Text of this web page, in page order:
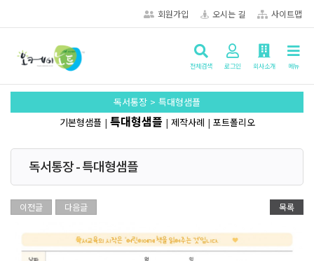
회원가입 오시는 길 사이트맵
전체검색 로그인 회사소개 메뉴
독서통장 > 특대형샘플
기본형샘플 | 특대형샘플 | 제작사례 | 포트폴리오
독서통장 - 특대형샘플
이전글 다음글 목록